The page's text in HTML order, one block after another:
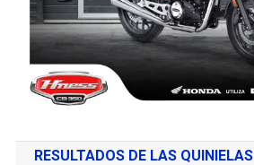
RESULTADOS DE LAS QUINIELAS